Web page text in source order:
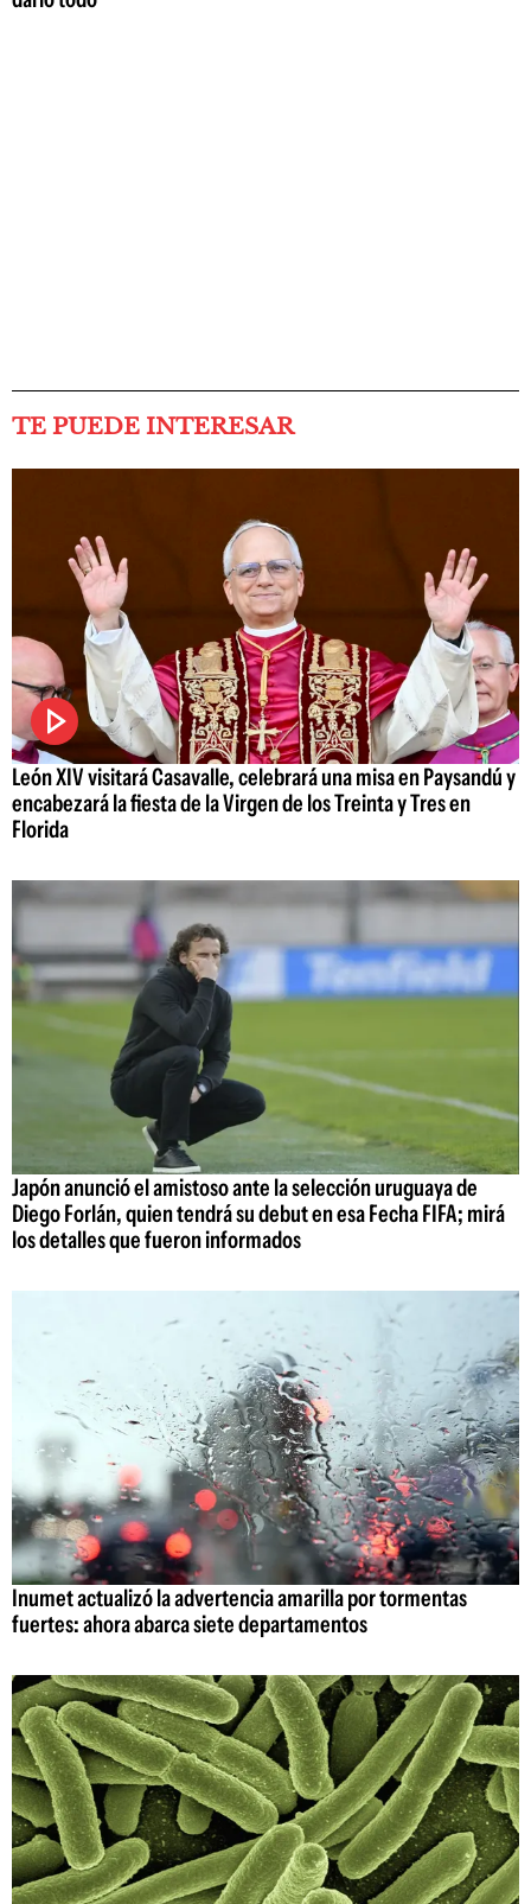
TE PUEDE INTERESAR
León XIV visitará Casavalle, celebrará una misa en Paysandú y
encabezará la fiesta de la Virgen de los Treinta y Tres en
Florida
Japón anunció el amistoso ante la selección uruguaya de
Diego Forlán, quien tendrá su debut en esa Fecha FIFA; mirá
los detalles que fueron informados
Inumet actualizó la advertencia amarilla por tormentas
fuertes: ahora abarca siete departamentos